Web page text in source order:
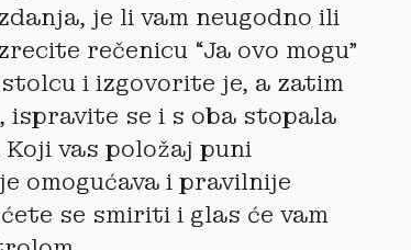
je li vam neugodno ili
rečenicu “Ja ovo mogu”
i izgovorite je, a zatim
ispravite se i s oba stopala
vas položaj puni
omogućava i pravilnije
se smiriti i glas će vam